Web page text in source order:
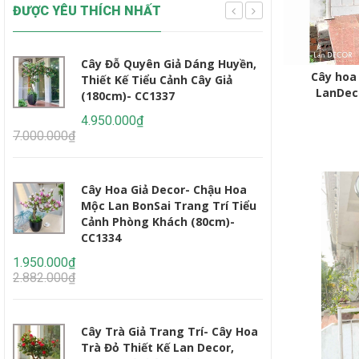
Cây
ĐƯỢC YÊU THÍCH NHẤT
Cây Đỗ Quyên Giả Dáng Huyền,
Thiết Kế Tiểu Cảnh Cây Giả
(180cm)- CC1337
4.950.000₫
7.000.000₫
Cây Hoa Giả Decor- Chậu Hoa
Mộc Lan BonSai Trang Trí Tiểu
Cảnh Phòng Khách (80cm)-
CC1334
1.950.000₫
2.882.000₫
Cây Trà Giả Trang Trí- Cây Hoa
Trà Đỏ Thiết Kế Lan Decor,
Cây
Tế,
Cây
Giả
4.647.000₫